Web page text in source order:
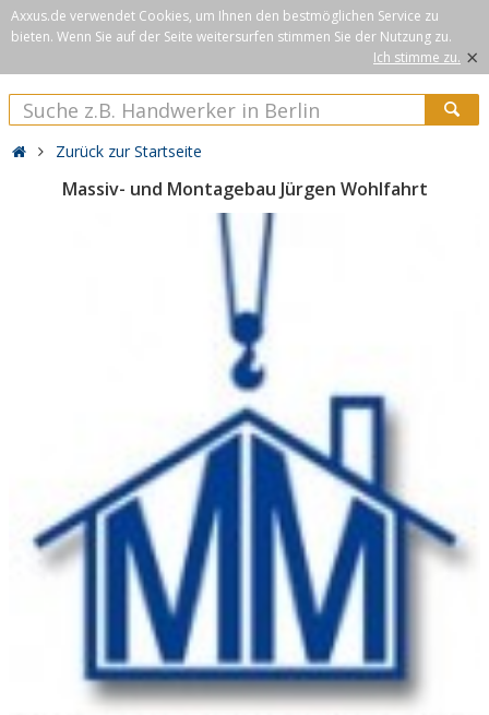
Axxus.de verwendet Cookies, um Ihnen den bestmöglichen Service zu
bieten. Wenn Sie auf der Seite weitersurfen stimmen Sie der Nutzung zu.
Ich stimme zu. ×
Zurück zur Startseite
Massiv- und Montagebau Jürgen Wohlfahrt